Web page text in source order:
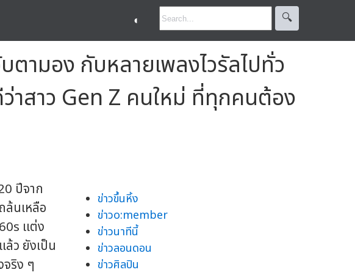
◐ 🔍︎
ามอง กับหลายเพลงไวรัลไปทั่ว
าสาว Gen Z คนใหม่ ที่ทุกคนต้อง
ปีจาก
ล้นเหลือ
แต่ง
ล้ว ยังเป็น
ริง ๆ
ข่าวขึ้นหิ้ง
ข่าวo:member
ข่าวนาทีนี้
ข่าวลอนดอน
ข่าวศิลปิน